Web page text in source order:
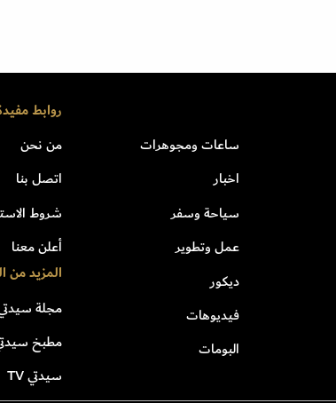
ساعات ومجوهرات
اخبار
سياحة وسفر
عمل وتطوير
ديكور
فيديوهات
البومات
روابط
من نحن
اتصل بنا
شروط
أعلن معنا
المزيد من
مجلة
مطبخ
سيدتي TV